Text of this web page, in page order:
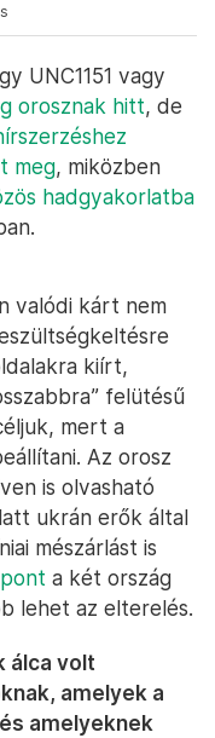
UNC1151 vagy
orosznak hitt, de
meg, miközben
hadgyakorlatba
valódi kárt nem
kiírt,
felütésű
mert a
Az orosz
is olvasható
ukrán erők által
mészárlást is
a két ország
lehet az elterelés.
álca volt
amelyek a
amelyeknek